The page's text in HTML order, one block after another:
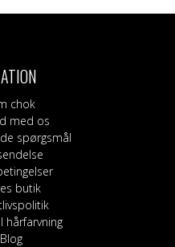
chok
med os
spørgsmål
butik
hårfarvning
Blog